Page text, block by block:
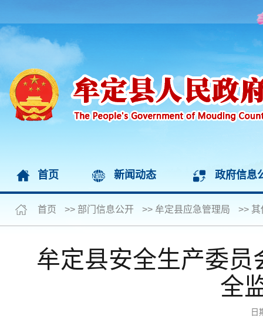
首页 新闻动态 政府信息
首页 >> 部门信息公开 >> 牟定县应急管理局 >> 其
牟定县安全生产委
全
日